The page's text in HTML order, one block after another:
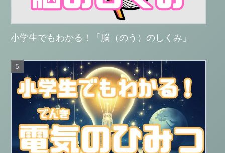
小学生でもわかる！「脳（のう）のしくみ」